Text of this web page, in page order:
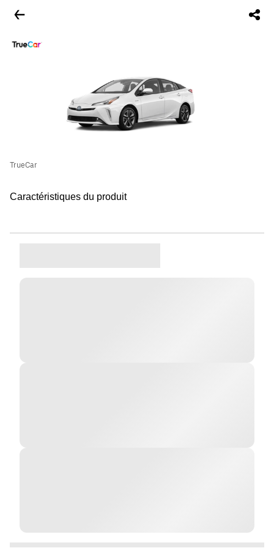
TrueCar
Caractéristiques du produit